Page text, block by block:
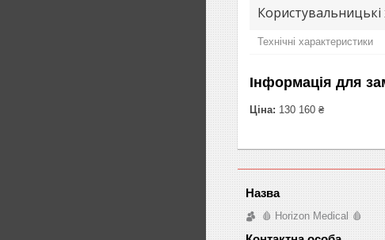
Технічні характеристики
Інформація для
Ціна: 130 160 ₴
🩸 Horizon Medical 🩸